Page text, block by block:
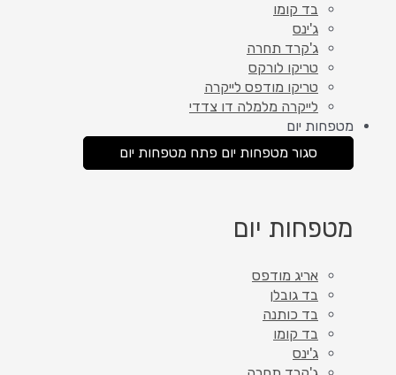
בד קומו
ג'ינס
ג'קרד תחרה
טריקו לורקס
טריקו מודפס לייקרה
לייקרה מלמלה דו צדדי
מטפחות יום
סגור מטפחות יום פתח מטפחות יום
מטפחות יום
אריג מודפס
בד גובלן
בד כותנה
בד קומו
ג'ינס